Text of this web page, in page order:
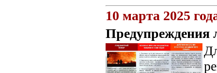
10 марта 2025